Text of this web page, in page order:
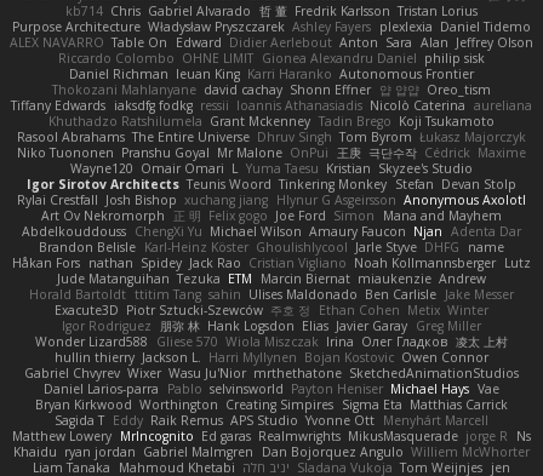
kb714 Chris Gabriel Alvarado 哲 董 Fredrik Karlsson Tristan Lorius
Purpose Architecture Władysław Pryszczarek Ashley Fayers plexlexia Daniel Tidemo
ALEX NAVARRO Table On Edward Didier Aerlebout Anton Sara Alan Jeffrey Olson
Riccardo Colombo OHNE LIMIT Gionea Alexandru Daniel philip sisk
Daniel Richman Ieuan King Karri Haranko Autonomous Frontier
Thokozani Mahlanyane david cachay Shonn Effner 얍 얍얍 Oreo_tism
Tiffany Edwards iaksdfg fodkg ressii Ioannis Athanasiadis Nicolò Caterina aureliana
Khuthadzo Ratshilumela Grant Mckenney Tadin Brego Koji Tsukamoto
Rasool Abrahams The Entire Universe Dhruv Singh Tom Byrom Łukasz Majorczyk
Niko Tuononen Pranshu Goyal Mr Malone OnPui 王庚 극단수작 Cédrick Maxime
Wayne120 Omair Omari L Yuma Taesu Kristian Skyzee's Studio
Igor Sirotov Architects Teunis Woord Tinkering Monkey Stefan Devan Stolp
Rylai Crestfall Josh Bishop xuchang jiang Hlynur G Asgeirsson Anonymous Axolotl
Art Ov Nekromorph
正 明 Felix gogo Joe Ford Simon
Mana and Mayhem
Abdelkouddouss ChengXi Yu Michael Wilson Amaury Faucon Njan Adenta Dar
Brandon Belisle Karl-Heinz Köster Ghoulishlycool Jarle Styve DHFG
name
Håkan Fors nathan Spidey Jack Rao Cristian Vigliano Noah Kollmannsberger Lutz
Jude Matanguihan Tezuka ETM Marcin Biernat miaukenzie Andrew
Horald Bartoldt ttitim Tang sahin Ulises Maldonado Ben Carlisle Jake Messer
Exacute3D Piotr Sztucki-Szewców 주호 정 Ethan Cohen Metix Winter
Igor Rodriguez
朋弥 林 Hank Logsdon Elias Javier Garay Greg Miller
Wonder Lizard588
Gliese 570 Wiola Miszczak Irina Олег Гладков 凌太 上村
hullin thierry Jackson L. Harri Myllynen Bojan Kostovic Owen Connor
Gabriel Chvyrev Wixer Wasu Ju'Nior mrthethatone SketchedAnimationStudios
Daniel Larios-parra
Pablo selvinsworld Payton Heniser Michael Hays Vae
Bryan Kirkwood Worthington Creating Simpires Sigma Eta Matthias Carrick
Sagida T Eddy Raik Remus APS Studio Yvonne Ott Menyhárt Marcell
Matthew Lowery MrIncognito Ed garas Realmwrights MikusMasquerade jorge R
Ns
Khaidu ryan jordan Gabriel Malmgren Dan Bojorquez Angulo Williem McWhorter
Liam Tanaka
Mahmoud Khetabi יניב חלה Sladana Vukoja Tom Weijnjes jen